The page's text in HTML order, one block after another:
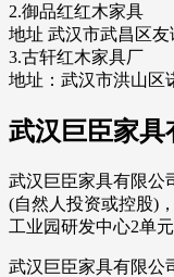
2.御品红红木家具
地址 武汉市武昌区
3.古轩红木家具厂
地址：武汉市洪山区
武汉巨臣家具
武汉巨臣家具有限公
(自然人投资或控股)
工业园研发中心2单元
武汉巨臣家具有限公